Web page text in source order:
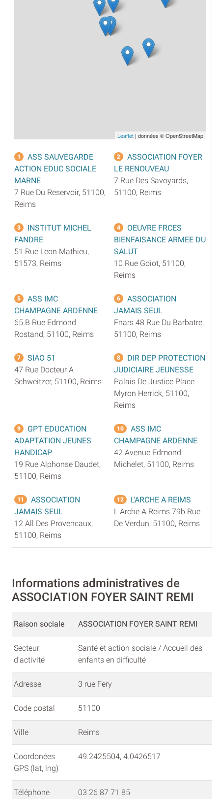
Leaflet | données © OpenStreetMap
1
ASS SAUVEGARDE
ACTION EDUC SOCIALE
MARNE
7 Rue Du Reservoir, 51100,
Reims
2
ASSOCIATION FOYER
LE RENOUVEAU
7 Rue Des Savoyards,
51100, Reims
3
INSTITUT MICHEL
FANDRE
51 Rue Leon Mathieu,
51573, Reims
4
OEUVRE FRCES
BIENFAISANCE ARMEE DU
SALUT
10 Rue Goiot, 51100,
Reims
5
ASS IMC
CHAMPAGNE ARDENNE
65 B Rue Edmond
Rostand, 51100, Reims
6
ASSOCIATION
JAMAIS SEUL
Fnars 48 Rue Du Barbatre,
51100, Reims
7
SIAO 51
47 Rue Docteur A
Schweitzer, 51100, Reims
8
DIR DEP PROTECTION
JUDICIAIRE JEUNESSE
Palais De Justice Place
Myron Herrick, 51100,
Reims
9
GPT EDUCATION
ADAPTATION JEUNES
HANDICAP
19 Rue Alphonse Daudet,
51100, Reims
10
ASS IMC
CHAMPAGNE ARDENNE
42 Avenue Edmond
Michelet, 51100, Reims
11
ASSOCIATION
JAMAIS SEUL
12 All Des Provencaux,
51100, Reims
12
L'ARCHE A REIMS
L Arche A Reims 79b Rue
De Verdun, 51100, Reims
Informations administratives de
ASSOCIATION FOYER SAINT REMI
Raison sociale ASSOCIATION FOYER SAINT REMI
Secteur
d'activité
Santé et action sociale / Accueil des
enfants en difficulté
Adresse 3 rue Fery
Code postal 51100
Ville Reims
Coordonées
GPS (lat, lng)
49.2425504, 4.0426517
Téléphone 03 26 87 71 85